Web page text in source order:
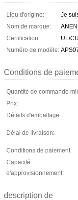
Lieu d'origine:
Je
Nom de marque:
Certification:
UL/
Numéro de modèle:
Conditions de
Quantité de commande
Prix:
Détails d'emballage:
Délai de livraison:
Conditions de paiement:
Capacité
d'approvisionnement:
description de